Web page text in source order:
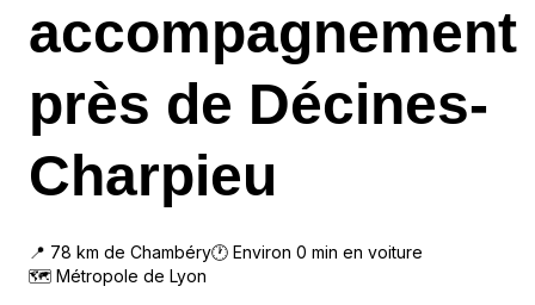
accompagnement
près de Décines-
Charpieu
📍 78 km de Chambéry🕐 Environ 0 min en voiture
🗺 Métropole de Lyon